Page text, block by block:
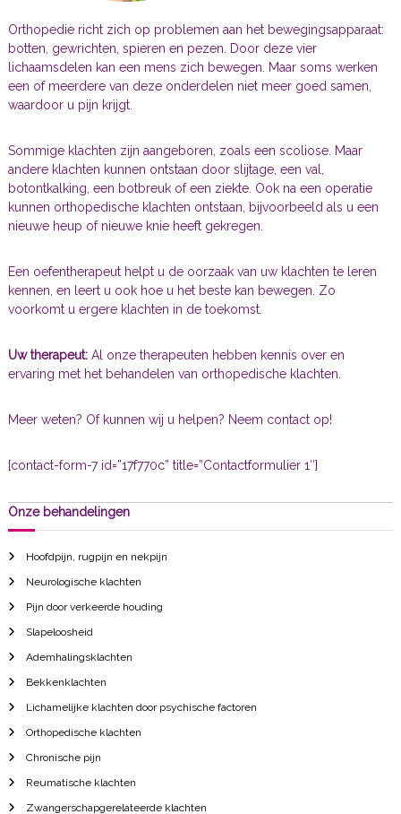
Orthopedie richt zich op problemen aan het bewegingsapparaat:
botten, gewrichten, spieren en pezen. Door deze vier
lichaamsdelen kan een mens zich bewegen. Maar soms werken
een of meerdere van deze onderdelen niet meer goed samen,
waardoor u pijn krijgt.
Sommige klachten zijn aangeboren, zoals een scoliose. Maar
andere klachten kunnen ontstaan door slijtage, een val,
botontkalking, een botbreuk of een ziekte. Ook na een operatie
kunnen orthopedische klachten ontstaan, bijvoorbeeld als u een
nieuwe heup of nieuwe knie heeft gekregen.
Een oefentherapeut helpt u de oorzaak van uw klachten te leren
kennen, en leert u ook hoe u het beste kan bewegen. Zo
voorkomt u ergere klachten in de toekomst.
Uw therapeut: Al onze therapeuten hebben kennis over en
ervaring met het behandelen van orthopedische klachten.
Meer weten? Of kunnen wij u helpen? Neem contact op!
[contact-form-7 id=”17f770c” title=”Contactformulier 1″]
Onze behandelingen
Hoofdpijn, rugpijn en nekpijn
Neurologische klachten
Pijn door verkeerde houding
Slapeloosheid
Ademhalingsklachten
Bekkenklachten
Lichamelijke klachten door psychische factoren
Orthopedische klachten
Chronische pijn
Reumatische klachten
Zwangerschapgerelateerde klachten